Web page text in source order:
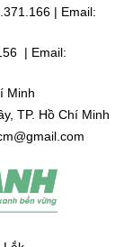
| Email:
| Email:
Minh
TP. Hồ Chí Minh